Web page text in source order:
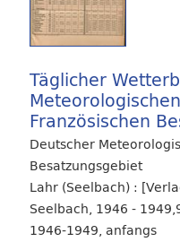
Täglicher
Französischen
Deutscher
Besatzungsgebiet
Lahr (Seelbach) :
Seelbach, 1946 -
1946-1949, anfangs